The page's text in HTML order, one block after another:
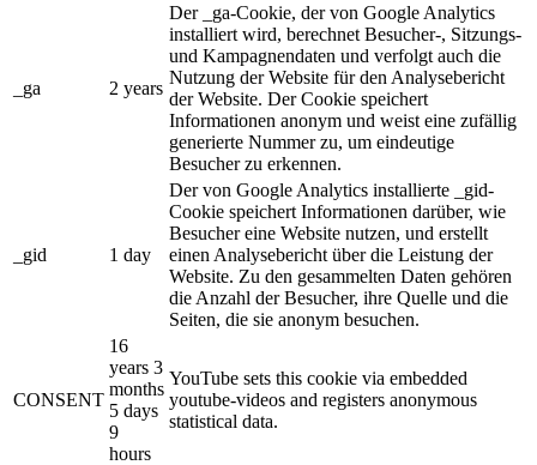
_ga 2 years
Der _ga-Cookie, der von Google Analytics
installiert wird, berechnet Besucher-, Sitzungs-
und Kampagnendaten und verfolgt auch die
Nutzung der Website für den Analysebericht
der Website. Der Cookie speichert
Informationen anonym und weist eine zufällig
generierte Nummer zu, um eindeutige
Besucher zu erkennen.
_gid 1 day
Der von Google Analytics installierte _gid-
Cookie speichert Informationen darüber, wie
Besucher eine Website nutzen, und erstellt
einen Analysebericht über die Leistung der
Website. Zu den gesammelten Daten gehören
die Anzahl der Besucher, ihre Quelle und die
Seiten, die sie anonym besuchen.
CONSENT
16
years 3
months
5 days
9
hours
YouTube sets this cookie via embedded
youtube-videos and registers anonymous
statistical data.